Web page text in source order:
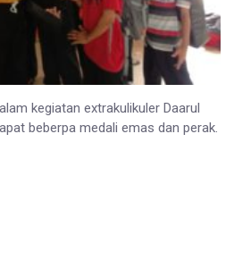
kegiatan extrakulikuler Daarul
beberpa medali emas dan perak.